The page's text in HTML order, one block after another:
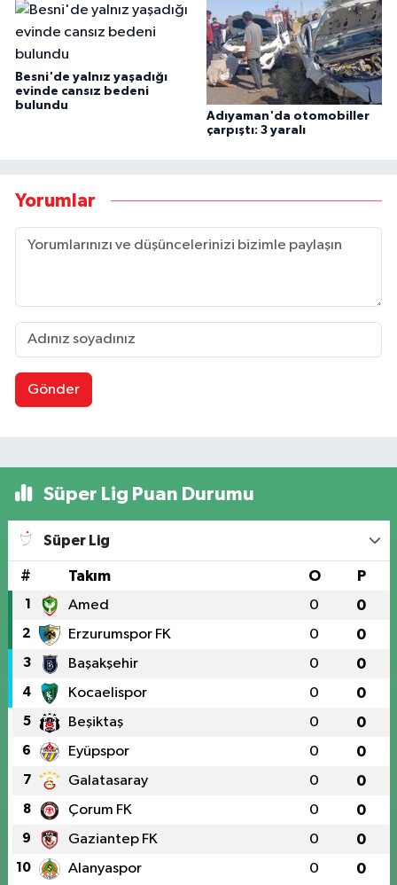
Besni'de yalnız yaşadığı
evinde cansız bedeni
bulundu
Adıyaman'da otomobiller
çarpıştı: 3 yaralı
Yorumlar
Gönder
Süper Lig Puan Durumu
Süper Lig
# Takım O P
1 Amed 0 0
2 Erzurumspor FK 0 0
3 Başakşehir 0 0
4 Kocaelispor 0 0
5 Beşiktaş 0 0
6 Eyüpspor 0 0
7 Galatasaray 0 0
8 Çorum FK 0 0
9 Gaziantep FK 0 0
10 Alanyaspor 0 0